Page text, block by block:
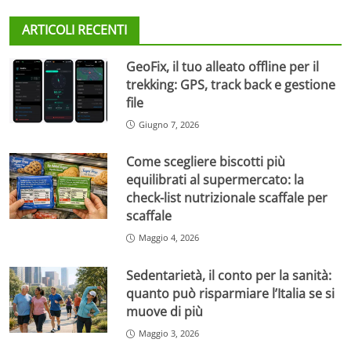
ARTICOLI RECENTI
GeoFix, il tuo alleato offline per il
trekking: GPS, track back e gestione
file
Giugno 7, 2026
Come scegliere biscotti più
equilibrati al supermercato: la
check-list nutrizionale scaffale per
scaffale
Maggio 4, 2026
Sedentarietà, il conto per la sanità:
quanto può risparmiare l’Italia se si
muove di più
Maggio 3, 2026